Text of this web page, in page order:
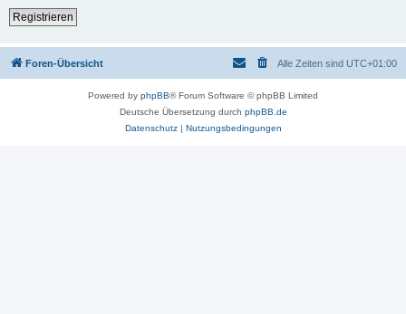
Registrieren
Foren-Übersicht Alle Zeiten sind UTC+01:00
Powered by phpBB® Forum Software © phpBB Limited
Deutsche Übersetzung durch phpBB.de
Datenschutz| Nutzungsbedingungen